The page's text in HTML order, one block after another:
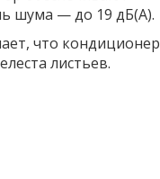
шума — до 19 дБ(А).
что кондиционер
листьев.